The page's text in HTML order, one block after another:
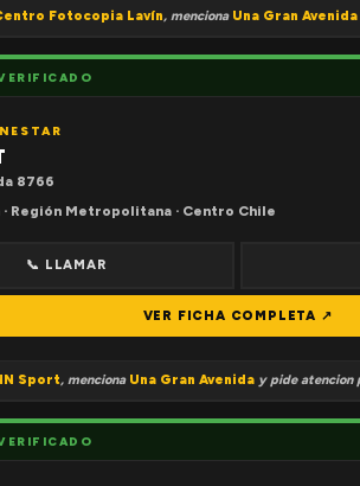
Fotocopia Lavín, menciona Una Gran Avenida
8766
Región Metropolitana · Centro Chile
📞 LLAMAR
VER FICHA COMPLETA ↗
Sport, menciona Una Gran Avenida y pide atencion